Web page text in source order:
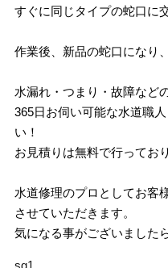
すぐに同じタイプの蛇口に
作業後、新品の蛇口になり
水漏れ・つまり・故障など
365日お伺い可能な水道職
い！
お見積りは無料で行ってお
水道修理のプロとしてお客
させていただきます。
気になる事がございました
sg1